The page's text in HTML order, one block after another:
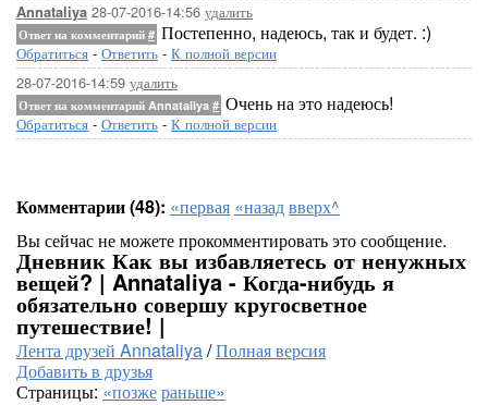
Annataliya 28-07-2016-14:56 удалить
Ответ на комментарий # Постепенно, надеюсь, так и будет. :)
Обратиться - Ответить - К полной версии
28-07-2016-14:59 удалить
Ответ на комментарий Annataliya # Очень на это надеюсь!
Обратиться - Ответить - К полной версии
Комментарии (48): «первая «назадвверх^
Вы сейчас не можете прокомментировать это сообщение.
Дневник Как вы избавляетесь от ненужных
вещей? | Annataliya - Когда-нибудь я
обязательно совершу кругосветное
путешествие! |
Лента друзей Annataliya/Полная версия
Добавить в друзья
Страницы: «позжераньше»